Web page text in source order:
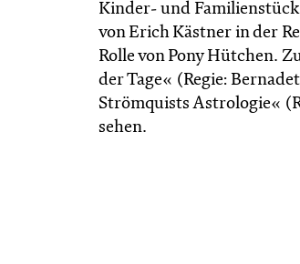
Kinder- und
von Erich Kästner in der
Rolle von Pony Hütchen.
der Tage« (Regie:
Strömquists Astrologie«
sehen.